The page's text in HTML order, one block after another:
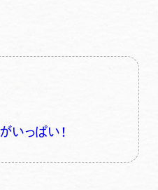
いっぱい！